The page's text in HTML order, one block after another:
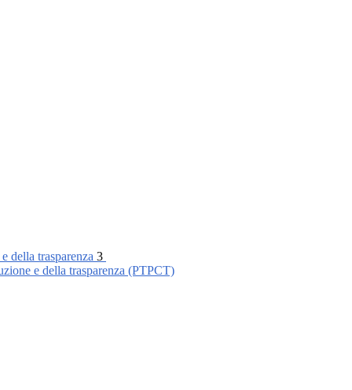
della trasparenza 3
e della trasparenza (PTPCT)